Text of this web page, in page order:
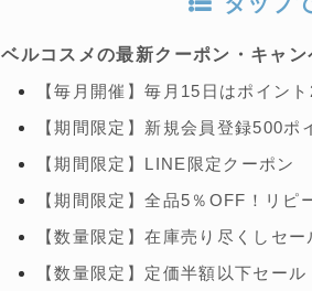
ベルコスメの最新クーポン・キャン
【毎月開催】毎月15日はポイン
【期間限定】新規会員登録500ポ
【期間限定】LINE限定クーポン
【期間限定】全品5％OFF！リピ
【数量限定】在庫売り尽くしセー
【数量限定】定価半額以下セール